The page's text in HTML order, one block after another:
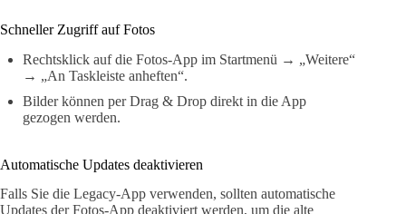
Schneller Zugriff auf Fotos
Rechtsklick auf die Fotos-App im Startmenü → „Weitere“
→ „An Taskleiste anheften“.
Bilder können per Drag & Drop direkt in die App
gezogen werden.
Automatische Updates deaktivieren
Falls Sie die Legacy-App verwenden, sollten automatische
Updates der Fotos-App deaktiviert werden, um die alte